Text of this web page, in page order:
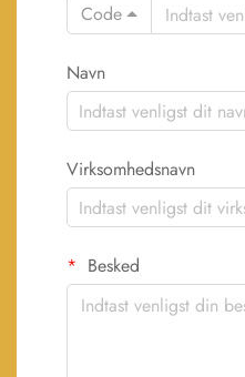
Code
Navn
Virksomhedsnavn
Besked